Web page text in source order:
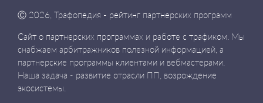
Ⓒ 2026, Трафопедия - рейтинг партнерских программ
Сайт о партнерских программах и работе с трафиком. Мы
снабжаем арбитражников полезной информацией, а
партнерские программы клиентами и вебмастерами.
Наша задача - развитие отрасли ПП, возрождение
экосистемы.